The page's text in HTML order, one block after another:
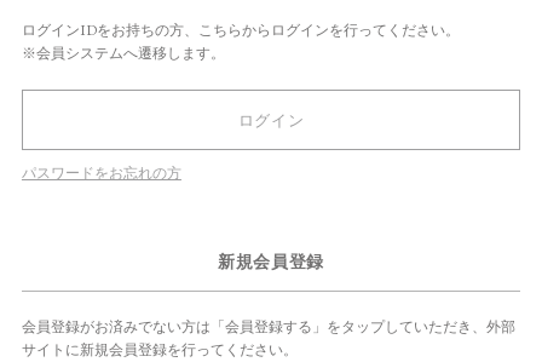
ログインIDをお持ちの方、こちらからログインを行ってください。
※会員システムへ遷移します。
ログイン
パスワードをお忘れの方
新規会員登録
会員登録がお済みでない方は「会員登録する」をタップしていただき、外部
サイトに新規会員登録を行ってください。